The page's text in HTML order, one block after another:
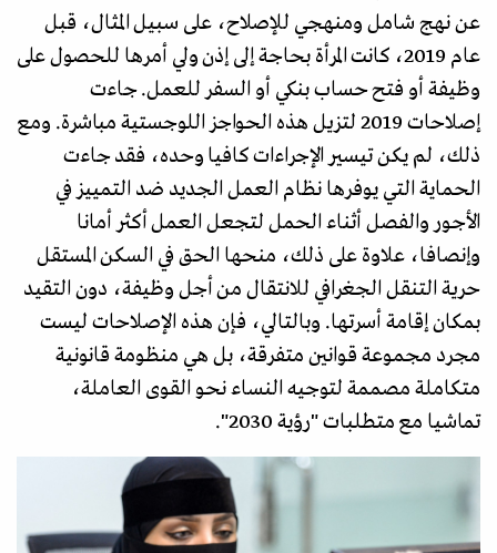
عن نهج شامل ومنهجي للإصلاح، على سبيل المثال، قبل
عام 2019، كانت المرأة بحاجة إلى إذن ولي أمرها للحصول على
وظيفة أو فتح حساب بنكي أو السفر للعمل. جاءت
إصلاحات 2019 لتزيل هذه الحواجز اللوجستية مباشرة. ومع
ذلك، لم يكن تيسير الإجراءات كافيا وحده، فقد جاءت
الحماية التي يوفرها نظام العمل الجديد ضد التمييز في
الأجور والفصل أثناء الحمل لتجعل العمل أكثر أمانا
وإنصافا، علاوة على ذلك، منحها الحق في السكن المستقل
حرية التنقل الجغرافي للانتقال من أجل وظيفة، دون التقيد
بمكان إقامة أسرتها. وبالتالي، فإن هذه الإصلاحات ليست
مجرد مجموعة قوانين متفرقة، بل هي منظومة قانونية
متكاملة مصممة لتوجيه النساء نحو القوى العاملة،
تماشيا مع متطلبات "رؤية 2030".